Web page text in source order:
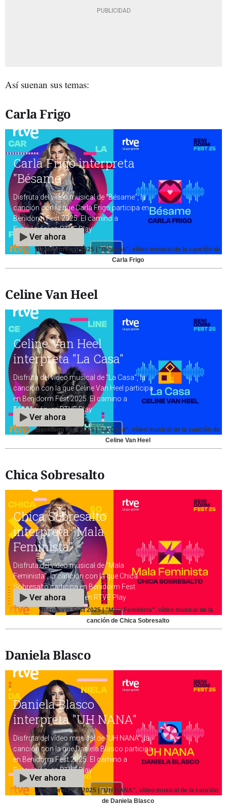
Así suenan sus temas:
Carla Frigo
Benidorm Fest 2025 | "Bésame", vídeo musical de la canción de
Carla Frigo
Celine Van Heel
Benidorm Fest 2025 | "La Casa", vídeo musical de la canción de
Celine Van Heel
Chica Sobresalto
Benidorm Fest 2025 | "Mala Feminista", vídeo musical de la
canción de Chica Sobresalto
Daniela Blasco
Benidorm Fest 2025 | "UH NANA", vídeo musical de la canción
de Daniela Blasco